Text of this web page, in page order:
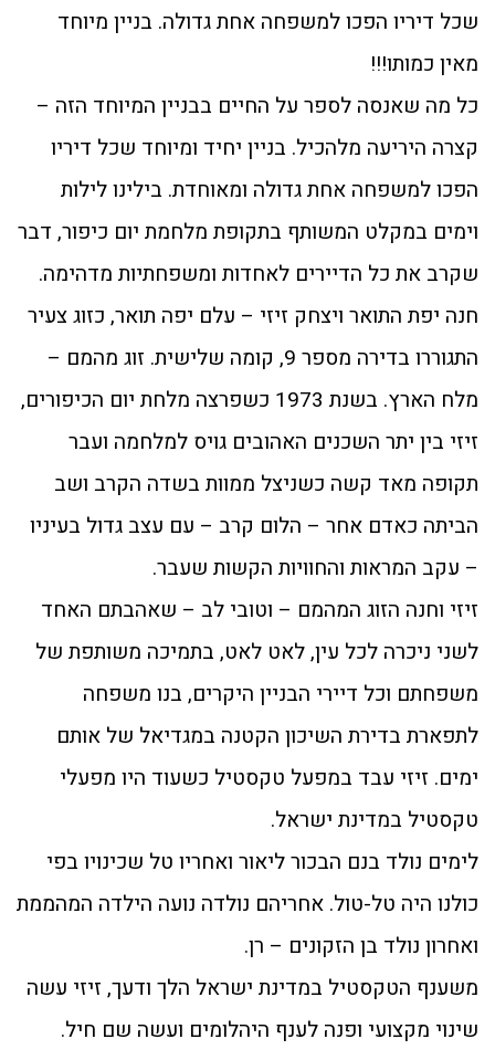
שכל דיריו הפכו למשפחה אחת גדולה. בניין מיוחד
מאין כמותו!!!
כל מה שאנסה לספר על החיים בבניין המיוחד הזה –
קצרה היריעה מלהכיל. בניין יחיד ומיוחד שכל דיריו
הפכו למשפחה אחת גדולה ומאוחדת. בילינו לילות
וימים במקלט המשותף בתקופת מלחמת יום כיפור, דבר
שקרב את כל הדיירים לאחדות ומשפחתיות מדהימה.
חנה יפת התואר ויצחק זיזי – עלם יפה תואר, כזוג צעיר
התגוררו בדירה מספר 9, קומה שלישית. זוג מהמם –
מלח הארץ. בשנת 1973 כשפרצה מלחת יום הכיפורים,
זיזי בין יתר השכנים האהובים גויס למלחמה ועבר
תקופה מאד קשה כשניצל ממוות בשדה הקרב ושב
הביתה כאדם אחר – הלום קרב – עם עצב גדול בעיניו
– עקב המראות והחוויות הקשות שעבר.
זיזי וחנה הזוג המהמם – וטובי לב – שאהבתם האחד
לשני ניכרה לכל עין, לאט לאט, בתמיכה משותפת של
משפחתם וכל דיירי הבניין היקרים, בנו משפחה
לתפארת בדירת השיכון הקטנה במגדיאל של אותם
ימים. זיזי עבד במפעל טקסטיל כשעוד היו מפעלי
טקסטיל במדינת ישראל.
לימים נולד בנם הבכור ליאור ואחריו טל שכינויו בפי
כולנו היה טל-טול. אחריהם נולדה נועה הילדה המהממת
ואחרון נולד בן הזקונים – רן.
משענף הטקסטיל במדינת ישראל הלך ודעך, זיזי עשה
שינוי מקצועי ופנה לענף היהלומים ועשה שם חיל.